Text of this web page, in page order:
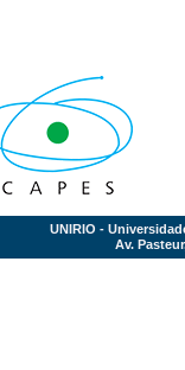
UNIRIO -
Av.